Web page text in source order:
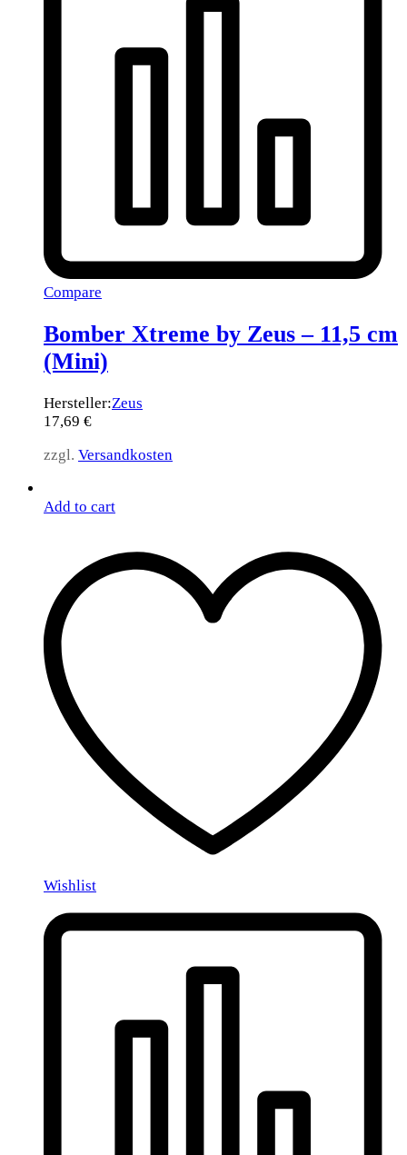
Compare
Bomber Xtreme by Zeus – 11,5 cm
(Mini)
Hersteller:Zeus
17,69 €
zzgl. Versandkosten
Add to cart
Wishlist